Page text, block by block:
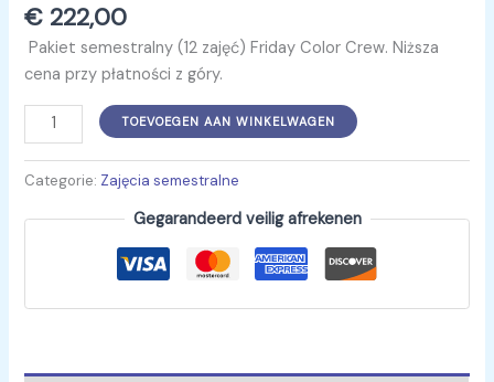
€ 222,00
Pakiet semestralny (12 zajęć) Friday Color Crew. Niższa
cena przy płatności z góry.
TOEVOEGEN AAN WINKELWAGEN
Categorie: Zajęcia semestralne
Gegarandeerd veilig afrekenen